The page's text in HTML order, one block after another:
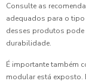
Consulte as
adequados para o
desses produtos pode
durabilidade.
É importante também
modular está exposto.